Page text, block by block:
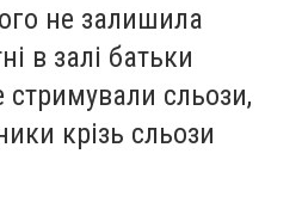
не залишила
в залі батьки
стримували сльози,
крізь сльози